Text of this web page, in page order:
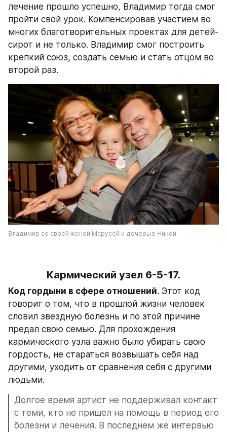
лечение прошло успешно, Владимир тогда смог
пройти свой урок. Компенсировав участием во
многих благотворительных проектах для детей-
сирот и не только. Владимир смог построить
крепкий союз, создать семью и стать отцом во
второй раз.
Владимир со своей женой Марусей и дочерью Никой.
Кармический узел 6-5-17.
Код гордыни в сфере отношений. Этот код
говорит о том, что в прошлой жизни человек
словил звездную болезнь и по этой причине
предал свою семью. Для прохождения
кармического узла важно было убирать свою
гордость, не стараться возвышать себя над
другими, уходить от сравнения себя с другими
людьми.
Долгое время артист не поддерживал контакт
с теми, кто не пришел на помощь в период его
болезни и лечения. В последнем же интервью